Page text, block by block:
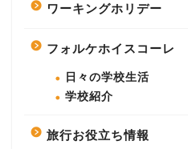
ワーキングホリデー
フォルケホイスコーレ
日々の学校生活
学校紹介
旅行お役立ち情報